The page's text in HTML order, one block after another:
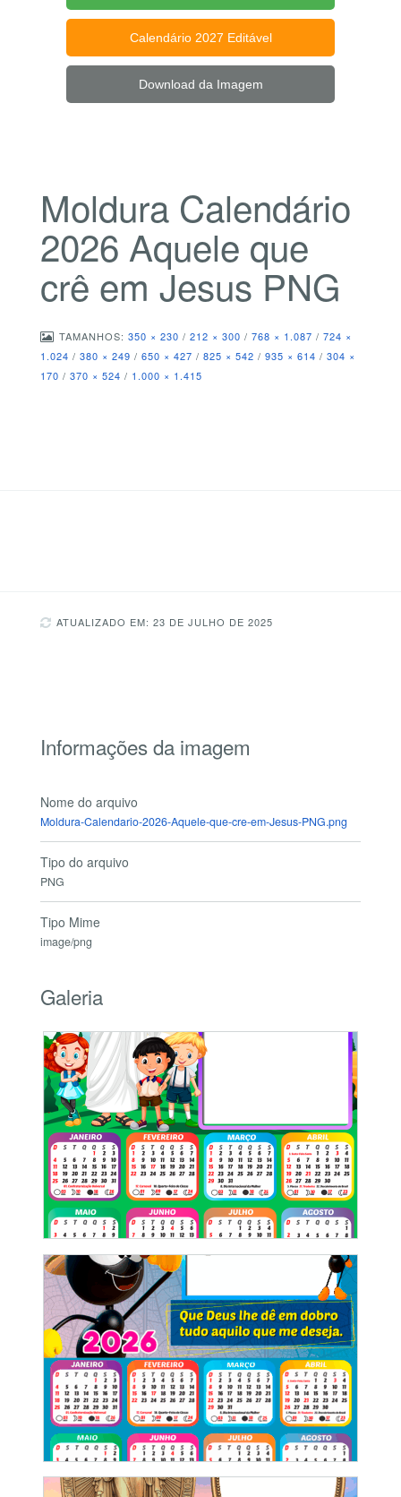
Calendário 2027 Editável
Download da Imagem
Moldura Calendário
2026 Aquele que
crê em Jesus PNG
TAMANHOS: 350 × 230 / 212 × 300 / 768 × 1.087 / 724 ×
1.024 / 380 × 249 / 650 × 427 / 825 × 542 / 935 × 614 / 304 ×
170 / 370 × 524 / 1.000 × 1.415
ATUALIZADO EM: 23 DE JULHO DE 2025
Informações da imagem
Nome do arquivo
Moldura-Calendario-2026-Aquele-que-cre-em-Jesus-PNG.png
Tipo do arquivo
PNG
Tipo Mime
image/png
Galeria